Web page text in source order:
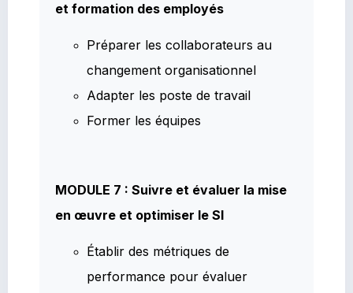
et formation des employés
Préparer les collaborateurs au
changement organisationnel
Adapter les poste de travail
Former les équipes
MODULE 7 : Suivre et évaluer la mise
en œuvre et optimiser le SI
Établir des métriques de
performance pour évaluer